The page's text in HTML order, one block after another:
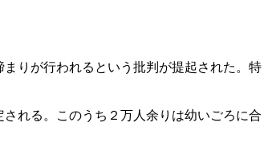
りが行われるという批判が提起された。特
れる。このうち２万人余りは幼いごろに合